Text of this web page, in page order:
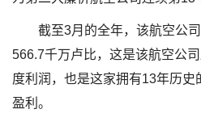
截至3月的全年，该航空公
566.7千万卢比，这是该航空公
度利润，也是这家拥有13年历
盈利。